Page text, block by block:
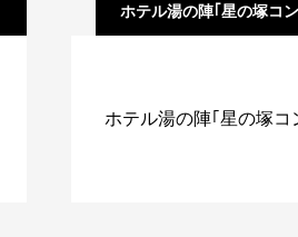
ホテル湯の陣｢星の塚コ
ホテル湯の陣｢星の塚コ